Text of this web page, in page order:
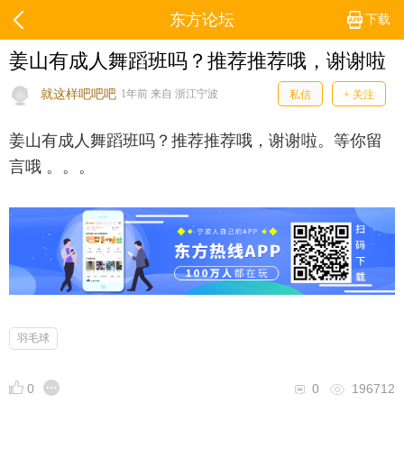
下载
东方论坛
姜山有成人舞蹈班吗？推荐推荐哦，谢谢啦
就这样吧吧吧 1年前 来自 浙江宁波 私信 + 关注
姜山有成人舞蹈班吗？推荐推荐哦，谢谢啦。等你留
言哦 。。。
羽毛球
0 196712
0